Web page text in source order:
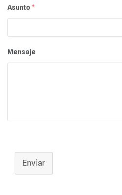
Asunto *
Mensaje
Enviar